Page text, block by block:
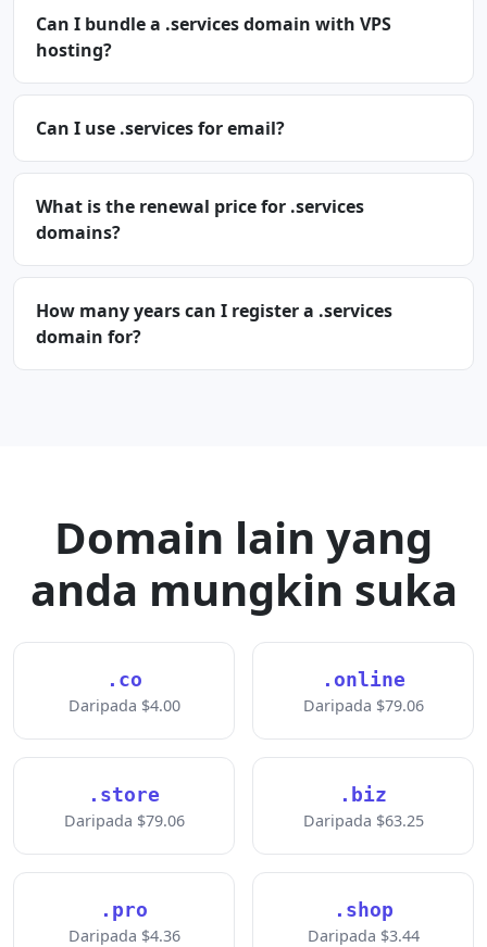
Can I bundle a .services domain with VPS
hosting?
Can I use .services for email?
What is the renewal price for .services
domains?
How many years can I register a .services
domain for?
Domain lain yang
anda mungkin suka
.co
Daripada $4.00
.online
Daripada $79.06
.store
Daripada $79.06
.biz
Daripada $63.25
.pro
Daripada $4.36
.shop
Daripada $3.44